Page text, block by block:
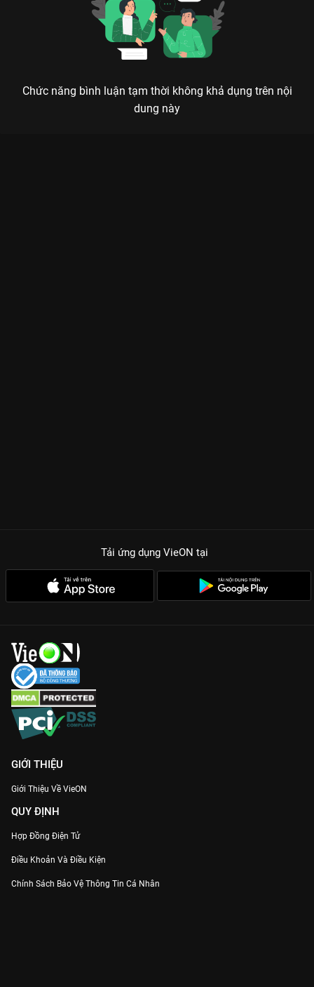
Chức năng bình luận tạm thời không khả dụng trên nội
dung này
Tải ứng dụng VieON tại
GIỚI THIỆU
Giới Thiệu Về VieON
QUY ĐỊNH
Hợp Đồng Điện Tử
Điều Khoản Và Điều Kiện
Chính Sách Bảo Vệ Thông Tin Cá Nhân